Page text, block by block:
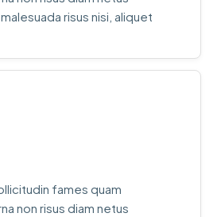
risus nisi, aliquet
fames quam
non risus diam netus